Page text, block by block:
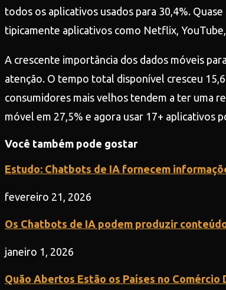
todos os aplicativos usados para 30,4%.
tipicamente aplicativos como Netflix,
A crescente importância dos dados móveis
atenção. O tempo total disponível cresceu
consumidores mais velhos tendem a ter uma
móvel em 27,5% e agora usar 17+ aplicativos
Você também pode gostar
Estudo: Chatbots de IA fornecem
fevereiro 21, 2026
Os Chatbots de IA podem produzir
janeiro 1, 2026
Quão Abertos Estão os Países no Comércio